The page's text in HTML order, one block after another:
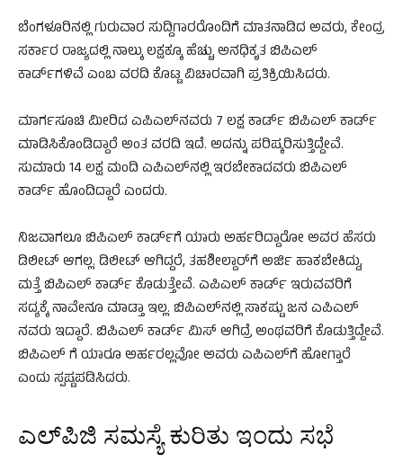
ಬೆಂಗಳೂರಿನಲ್ಲಿ ಗುರುವಾರ ಸುದ್ದಿಗಾರರೊಂದಿಗೆ ಮಾತನಾಡಿದ ಅವರು, ಕೇಂದ್ರ
ಸರ್ಕಾರ ರಾಜ್ಯದಲ್ಲಿ ನಾಲ್ಕು ಲಕ್ಷಕ್ಕೂ ಹೆಚ್ಚು ಅನಧಿಕೃತ ಬಿಪಿಎಲ್
ಕಾರ್ಡ್‌ಗಳಿವೆ ಎಂಬ ವರದಿ ಕೊಟ್ಟ ವಿಚಾರವಾಗಿ ಪ್ರತಿಕ್ರಿಯಿಸಿದರು.
ಮಾರ್ಗಸೂಚಿ ಮೀರಿದ ಎಪಿಎಲ್​ನವರು 7 ಲಕ್ಷ ಕಾರ್ಡ್​ ಬಿಪಿಎಲ್ ಕಾರ್ಡ್
ಮಾಡಿಸಿಕೊಂಡಿದ್ದಾರೆ ಅಂತ ವರದಿ ಇದೆ. ಅದನ್ನು ಪರಿಷ್ಕರಿಸುತ್ತಿದ್ದೇವೆ.
ಸುಮಾರು 14 ಲಕ್ಷ ಮಂದಿ ಎಪಿಎಲ್​ನಲ್ಲಿ ಇರಬೇಕಾದವರು ಬಿಪಿಎಲ್
ಕಾರ್ಡ್ ಹೊಂದಿದ್ದಾರೆ ಎಂದರು.
ನಿಜವಾಗಲೂ ಬಿಪಿಎಲ್ ಕಾರ್ಡ್​ಗೆ ಯಾರು ಅರ್ಹರಿದ್ದಾರೋ ಅವರ ಹೆಸರು
ಡಿಲೀಟ್ ಆಗಲ್ಲ. ಡಿಲೀಟ್ ಆಗಿದ್ದರೆ, ತಹಶೀಲ್ದಾರ್​ಗೆ ಅರ್ಜಿ ಹಾಕಬೇಕಿದ್ದು,
ಮತ್ತೆ ಬಿಪಿಎಲ್ ಕಾರ್ಡ್​ ಕೊಡುತ್ತೇವೆ. ಎಪಿಎಲ್ ಕಾರ್ಡ್ ಇರುವವರಿಗೆ
ಸದ್ಯಕ್ಕೆ ನಾವೇನೂ ಮಾಡ್ತಾ ಇಲ್ಲ. ಬಿಪಿಎಲ್​ನಲ್ಲಿ ಸಾಕಷ್ಟು ಜನ ಎಪಿಎಲ್​
ನವರು ಇದ್ದಾರೆ. ಬಿಪಿಎಲ್ ಕಾರ್ಡ್ ಮಿಸ್ ಆಗಿದ್ರೆ ಅಂಥವರಿಗೆ ಕೊಡುತ್ತಿದ್ದೇವೆ.
ಬಿಪಿಎಲ್ ಗೆ ಯಾರೂ ಅರ್ಹರಲ್ಲವೋ ಅವರು ಎಪಿಎಲ್​ಗೆ ಹೋಗ್ತಾರೆ
ಎಂದು ಸ್ಪಷ್ಟಪಡಿಸಿದರು.
ಎಲ್​ಪಿಜಿ ಸಮಸ್ಯೆ ಕುರಿತು ಇಂದು ಸಭೆ